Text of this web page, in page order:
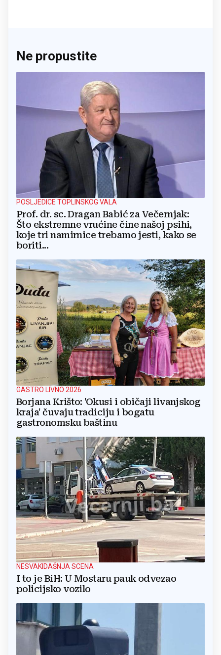
Ne propustite
POSLJEDICE TOPLINSKOG VALA
Prof. dr. sc. Dragan Babić za Večernjak:
Što ekstremne vrućine čine našoj psihi,
koje tri namirnice trebamo jesti, kako se
boriti...
GASTRO LIVNO 2026
Borjana Krišto: 'Okusi i običaji livanjskog
kraja' čuvaju tradiciju i bogatu
gastronomsku baštinu
NESVAKIDAŠNJA SCENA
I to je BiH: U Mostaru pauk odvezao
policijsko vozilo